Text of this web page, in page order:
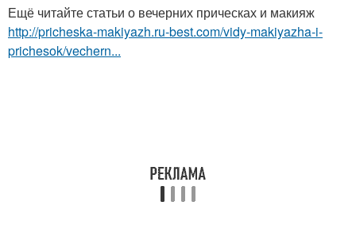
Ещё читайте статьи о вечерних прическах и макияж
http://pricheska-makiyazh.ru-best.com/vidy-makiyazha-i-
prichesok/vechern...